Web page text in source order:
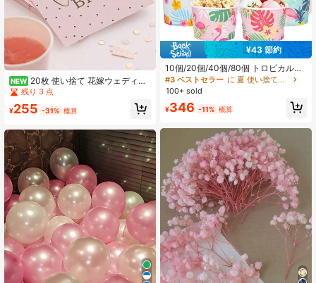
NEW 20枚 使い捨て 花嫁ウェディン
グナプキン、花嫁テキストプリン
ト、バチェロレットパーティー、ブ
ライダルブランチテーブルセッティ
ション、ウェディングディナーに適
しています
残り 3 点
¥255 -31% 概算
¥43 節約
10個/20個/40個/80個 トロピカルフ
ラミンゴ アイスクリーム ペーパーカ
ップ、4種類 ピンク、ミントグリー
ートカップ アイスクリーム、サンデ
ハワイアンテーマの集まりに適して
#3 ベストセラー
に 夏 使い捨てキッチン用品
100+ sold
¥346 -11% 概算